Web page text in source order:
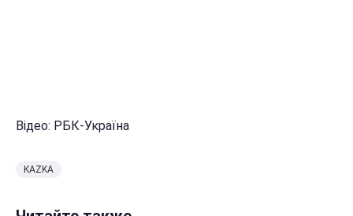
Відео: РБК-Україна
KAZKA